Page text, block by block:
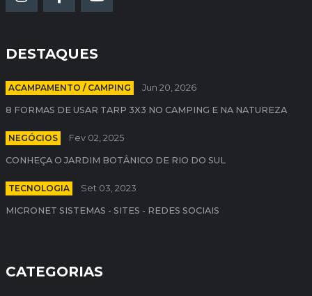
DESTAQUES
ACAMPAMENTO / CAMPING Jun 20, 2026
8 FORMAS DE USAR TARP 3X3 NO CAMPING E NA NATUREZA
NEGÓCIOS Fev 02, 2025
CONHEÇA O JARDIM BOTÂNICO DE RIO DO SUL
TECNOLOGIA Set 03, 2023
MICRONET SISTEMAS - SITES - REDES SOCIAIS
CATEGORIAS